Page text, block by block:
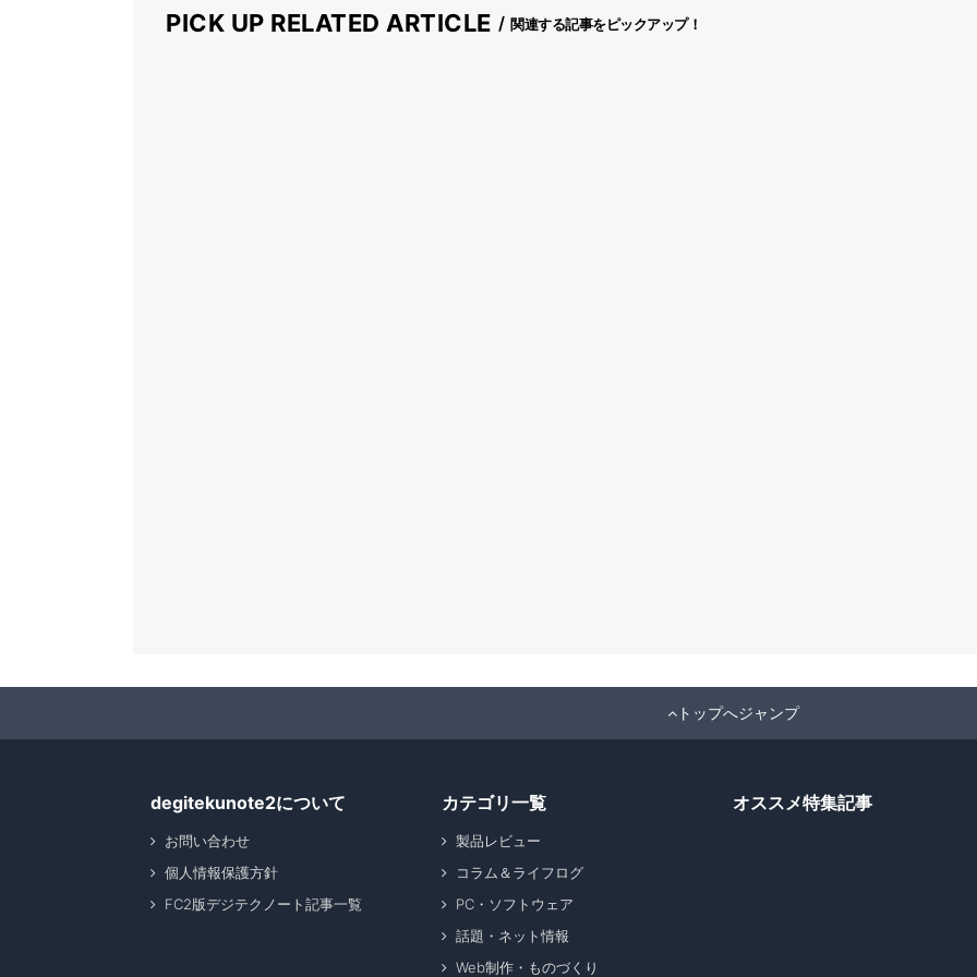
PICK UP RELATED ARTICLE 関連する記事をピックアップ！
トップへジャンプ
degitekunote2について
お問い合わせ
個人情報保護方針
FC2版デジテクノート記事一覧
カテゴリ一覧
製品レビュー
コラム＆ライフログ
PC・ソフトウェア
話題・ネット情報
Web制作・ものづくり
オススメ特集記事